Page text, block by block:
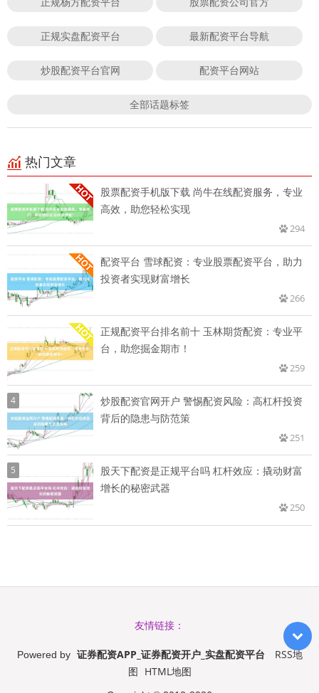
正规实盘配资平台 最新配资平台导航
炒股配资平台官网 配资平台网站
全部话题标签
热门文章
股票配资手机版下载 尚牛在线配资服务，专业
高效，助您轻松实现
294
配资平台 雪球配资：专业股票配资平台，助力
投资者实现财富增长
266
正规配资平台排名前十 玉林期货配资：专业平
台，助您掘金期市！
259
4
炒股配资官网开户 警惕配资风险：高杠杆投资
背后的隐患与防范策
251
5
股天下配资是正规平台吗 杠杆效应：撬动财富
增长的秘密武器
250
友情链接：
Powered by 证券配资APP_证券配资开户_实盘配资平台
RSS地
图 HTML地图